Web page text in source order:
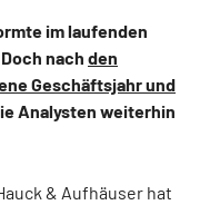
im laufenden
nach den
Geschäftsjahr und
Analysten weiterhin
& Aufhäuser hat